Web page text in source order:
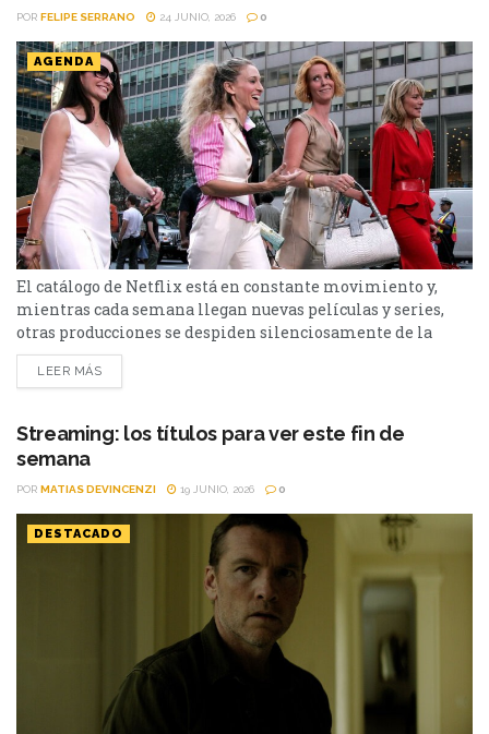
POR FELIPE SERRANO 24 JUNIO, 2026 0
AGENDA
El catálogo de Netflix está en constante movimiento y,
mientras cada semana llegan nuevas películas y series,
otras producciones se despiden silenciosamente de la
plataforma. Esta vez, tres títulos muy diferentes entre sí
abandonarán el servicio en los próximos días: El bosque,
pendientes o pensabas volver a verlas,...
LEER MÁS
Streaming: los títulos para ver este fin de
semana
POR MATIAS DEVINCENZI 19 JUNIO, 2026 0
DESTACADO